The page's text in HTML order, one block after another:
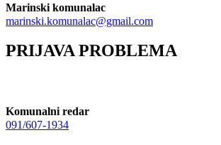
Marinski komunalac
marinski.komunalac@gmail.com
PRIJAVA PROBLEMA
Komunalni redar
091/607-1934